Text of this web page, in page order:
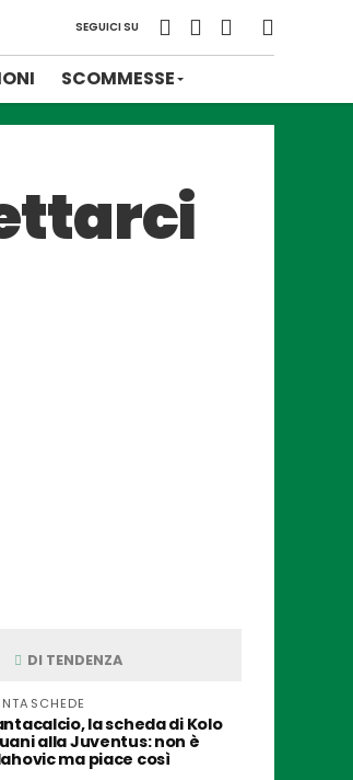
SEGUICI SU
SCOMMESSE
DI TENDENZA
la scheda di Kolo
alla Juventus: non è
ma piace così